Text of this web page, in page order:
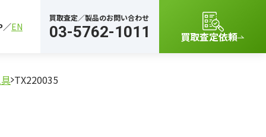
EN
買取査定／製品のお問い合わせ
03-5762-1011 買取査定依頼
TX220035